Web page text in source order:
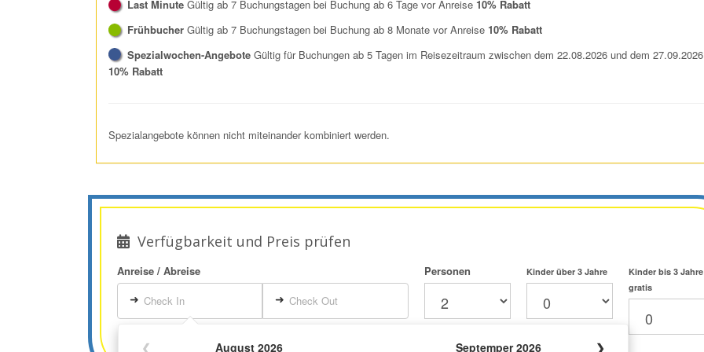
Last Minute Gültig ab 7 Buchungstagen bei Buchung ab 6 Tage vor Anreise 10% Rabatt
Frühbucher Gültig ab 7 Buchungstagen bei Buchung ab 8 Monate vor Anreise 10% Rabatt
Spezialwochen-Angebote Gültig für Buchungen ab 5 Tagen im Reisezeitraum zwischen dem 22.08.2026 und dem 27.09.2026
10% Rabatt
Spezialangebote können nicht miteinander kombiniert werden.
Verfügbarkeit und Preis prüfen
Anreise / Abreise
➜ Check In
❮
August 2026
Septemper 2026
❯
➜ Check Out
Personen Kinder über 3 Jahre
Kinder bis 3 Jahre
gratis